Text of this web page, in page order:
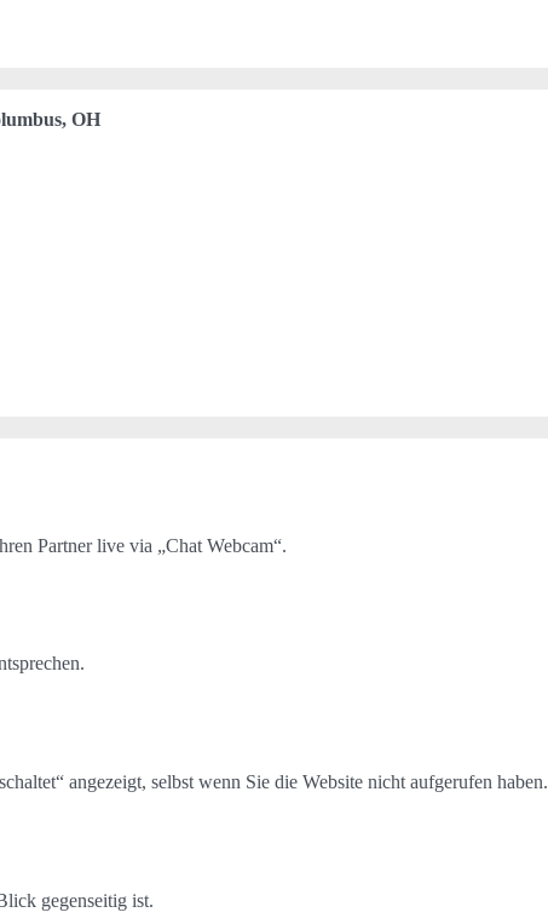
OH
Partner live via „Chat Webcam“.
angezeigt, selbst wenn Sie die Website nicht aufgerufen haben.
gegenseitig ist.